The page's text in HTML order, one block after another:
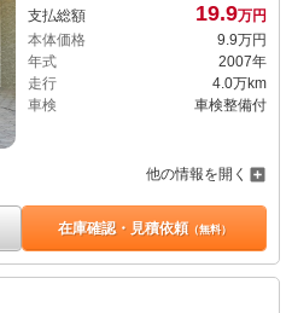
支払総額 19.9万円
本体価格
9.9万円
年式
2007年
走行
4.0万km
車検
車検整備付
他の情報を開く
在庫確認・見積依頼（無料）